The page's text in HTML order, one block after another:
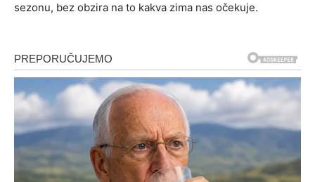
sezonu, bez obzira na to kakva zima nas očekuje.